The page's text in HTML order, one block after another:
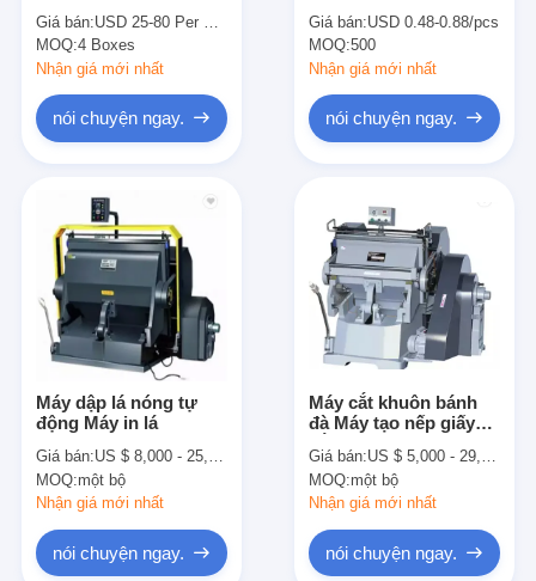
rubber , Rectangular
rubber Slotting rubber
Giá bán:USD 25-80 Per Box
MOQ:4 Boxes
Nhận giá mới nhất
nói chuyện ngay.
Giá bán:USD 0.48-0.88/pcs
MOQ:500
Nhận giá mới nhất
nói chuyện ngay.
Máy dập lá nóng tự
động Máy in lá
Giá bán:US $ 8,000 - 25,000 / Set
MOQ:một bộ
Nhận giá mới nhất
nói chuyện ngay.
Máy cắt khuôn bánh
đà Máy tạo nếp giấy
Giá bán:US $ 5,000 - 29,990 / Set
MOQ:một bộ
Nhận giá mới nhất
nói chuyện ngay.